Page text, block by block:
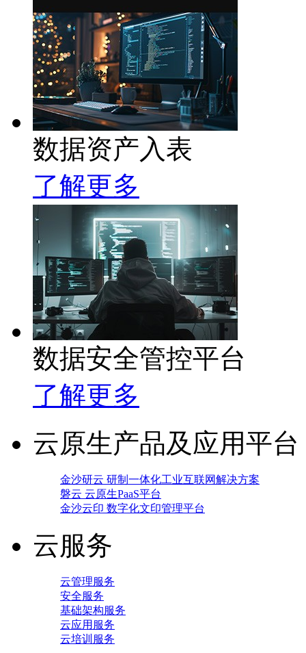
数据资产入表
了解更多
数据安全管控平台
了解更多
云原生产品及应用平台
金沙研云 研制一体化工业互联网解决方案
磐云 云原生PaaS平台
金沙云印 数字化文印管理平台
云服务
云管理服务
安全服务
基础架构服务
云应用服务
云培训服务